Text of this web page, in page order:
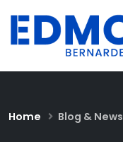
Home Blog & News